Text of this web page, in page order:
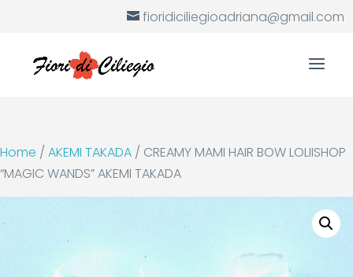
fioridiciliegioadriana@gmail.com
Home / AKEMI TAKADA / CREAMY MAMI HAIR BOW LOLIISHOP
“MAGIC WANDS” AKEMI TAKADA